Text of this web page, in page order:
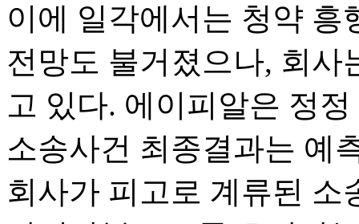
이에 일각에서는 청약
전망도 불거졌으나, 회사
고 있다. 에이피알은 정
소송사건 최종결과는 예
회사가 피고로 계류된 소